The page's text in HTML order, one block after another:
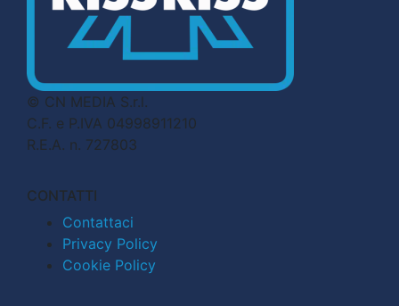
© CN MEDIA S.r.l.
C.F. e P.IVA 04998911210
R.E.A. n. 727803
CONTATTI
Contattaci
Privacy Policy
Cookie Policy